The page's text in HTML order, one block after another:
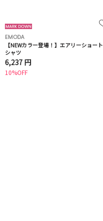
EMODA
【NEWカラー登場！】エアリーショート
シャツ
6,237 円
10%OFF